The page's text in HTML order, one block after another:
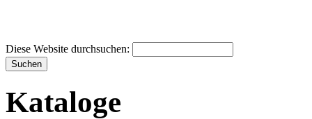
Diese Website durchsuchen:
Kataloge